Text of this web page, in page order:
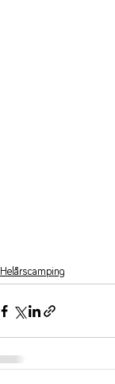
Helårscamping